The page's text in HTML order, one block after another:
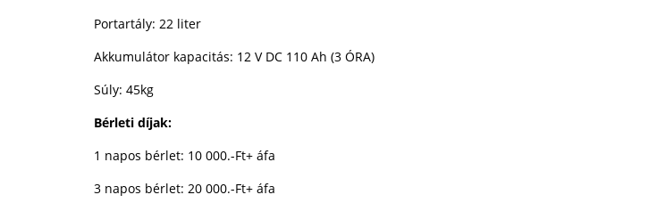
Portartály: 22 liter
Akkumulátor kapacitás: 12 V DC 110 Ah (3 ÓRA)
Súly: 45kg
Bérleti díjak:
1 napos bérlet: 10 000.-Ft+ áfa
3 napos bérlet: 20 000.-Ft+ áfa